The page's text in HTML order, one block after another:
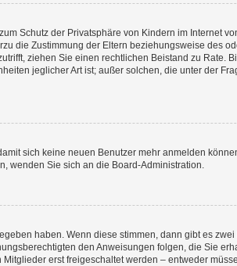
Schutz der Privatsphäre von Kindern im Internet
die Zustimmung der Eltern beziehungsweise des
ziehen Sie einen rechtlichen Beistand zu Rate.
jeglicher Art ist; außer solchen, die unter der
sich keine neuen Benutzer mehr anmelden
wenden Sie sich an die Board-Administration.
haben. Wenn diese stimmen, dann gibt es
den Anweisungen folgen, die Sie
erst freigeschaltet werden – entweder